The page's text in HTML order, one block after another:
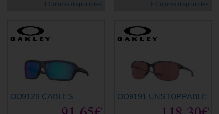
4 Colores disponibles
5 Colores disponibles
OO9129 CABLES OO9191 UNSTOPPABLE